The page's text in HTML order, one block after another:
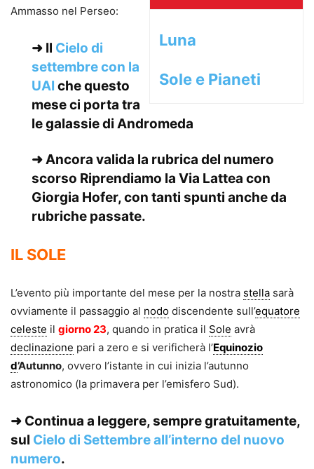
Luna
Sole e Pianeti
Ammasso nel Perseo:
➜ Il Cielo di
settembre con la
UAI che questo
mese ci porta tra
le galassie di Andromeda
➜ Ancora valida la rubrica del numero
scorso Riprendiamo la Via Lattea con
Giorgia Hofer, con tanti spunti anche da
rubriche passate.
IL SOLE
L’evento più importante del mese per la nostra stella sarà
ovviamente il passaggio al nodo discendente sull’equatore
celeste il giorno 23, quando in pratica il Sole avrà
declinazione pari a zero e si verificherà l’Equinozio
d’Autunno, ovvero l’istante in cui inizia l’autunno
astronomico (la primavera per l’emisfero Sud).
➜ Continua a leggere, sempre gratuitamente,
sul Cielo di Settembre all’interno del nuovo
numero.